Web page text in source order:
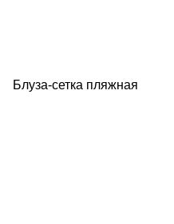
Блуза-сетка пляжная